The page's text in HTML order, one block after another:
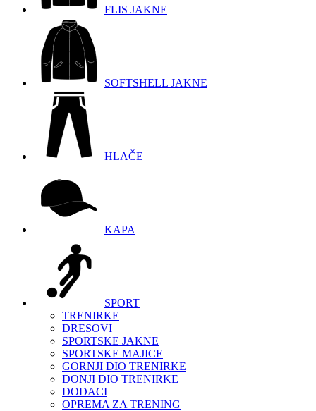
FLIS JAKNE
SOFTSHELL JAKNE
HLAČE
KAPA
SPORT
TRENIRKE
DRESOVI
SPORTSKE JAKNE
SPORTSKE MAJICE
GORNJI DIO TRENIRKE
DONJI DIO TRENIRKE
DODACI
OPREMA ZA TRENING